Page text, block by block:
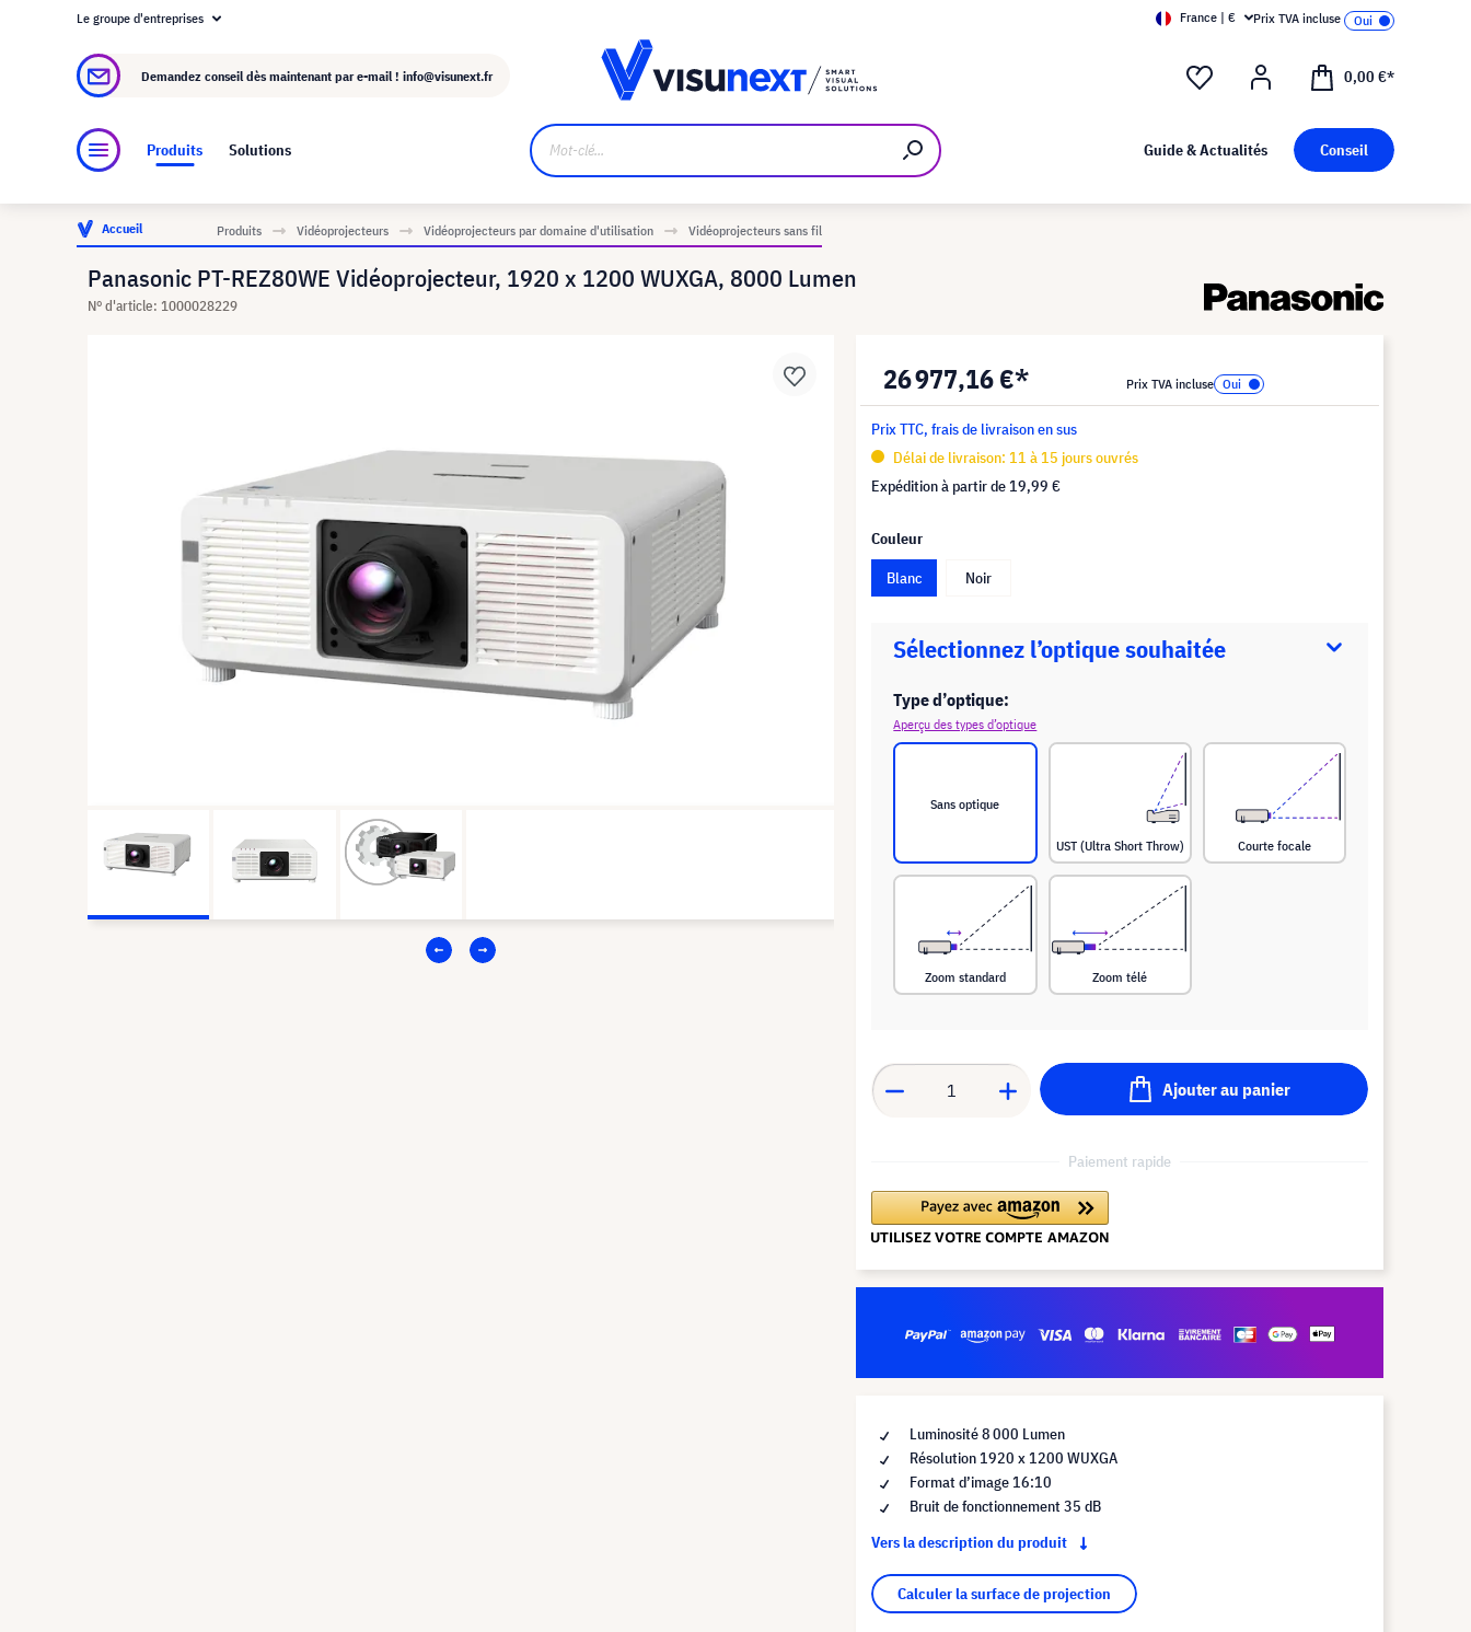
À propos de visunext.fr
Le groupe d'entreprises France | € Prix TVA incluse
Demandez conseil dès maintenant par e-mail ! info@visunext.fr 0,00 €*
Produits Solutions Guide & Actualités Conseil
Accueil Produits Vidéoprojecteurs Vidéoprojecteurs par domaine d'utilisation Vidéoprojecteurs sans fil
Panasonic PT-REZ80WE Vidéoprojecteur, 1920 x 1200 WUXGA, 8000 Lumen
N° d'article: 1000028229
26 977,16 €* Prix TVA incluse
Prix TTC, frais de livraison en sus
Délai de livraison: 11 à 15 jours ouvrés
Expédition à partir de 19,99 €
Couleur
Blanc
Noir
Sélectionnez l’optique souhaitée
Type d’optique:
Aperçu des types d’optique
Sans optique
UST (Ultra Short Throw) Courte focale
Zoom standard Zoom télé
Ajouter au panier
Paiement rapide
Luminosité 8 000 Lumen
Résolution 1920 x 1200 WUXGA
Format d’image 16:10
Bruit de fonctionnement 35 dB
Vers la description du produit
Calculer la surface de projection